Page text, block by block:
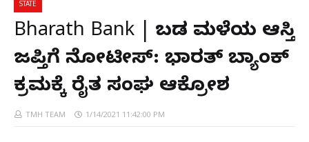
STATE
Bharath Bank | ಬಡ ಮಹಿಳೆಯ ಆಸ್ತಿ
ಜಪ್ತಿಗೆ ನೋಟೀಸ್: ಭಾರತ್ ಬ್ಯಾಂಕ್‌
ಕ್ರಮಕ್ಕೆ ರೈತ ಸಂಘ ಆಕ್ರೋಶ
TMH TEAM 1/14/2021 11:42:00 PM